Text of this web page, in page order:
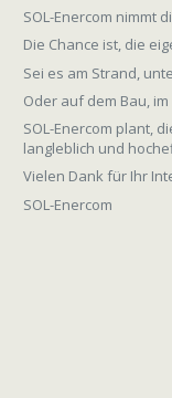
SOL-Enercom nimmt
Die Chance ist, die
Sei es am Strand,
Oder auf dem Bau,
SOL-Enercom plant,
langleblich und
Vielen Dank für Ihr
SOL-Enercom